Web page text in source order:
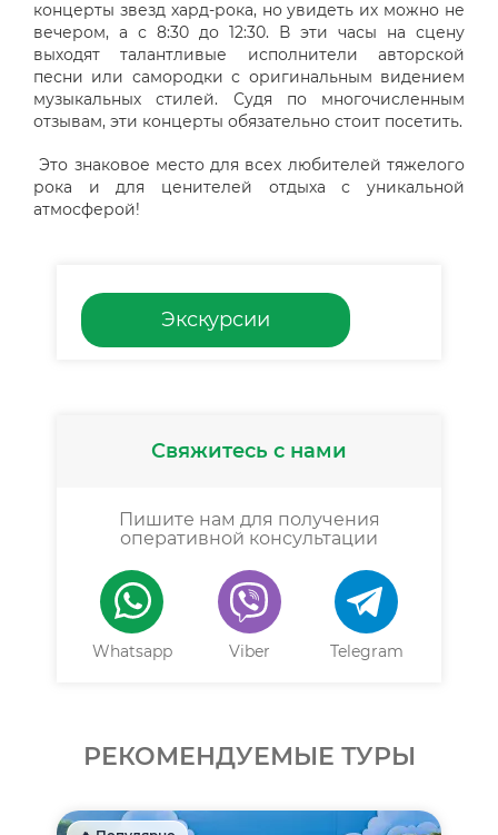
концерты звезд хард-рока, но увидеть их можно не
вечером, а с 8:30 до 12:30. В эти часы на сцену
выходят талантливые исполнители авторской
песни или самородки с оригинальным видением
музыкальных стилей. Судя по многочисленным
отзывам, эти концерты обязательно стоит посетить.
Это знаковое место для всех любителей тяжелого
рока и для ценителей отдыха с уникальной
атмосферой!
Экскурсии
Свяжитесь с нами
Пишите нам для получения
оперативной консультации
Whatsapp Viber Telegram
РЕКОМЕНДУЕМЫЕ ТУРЫ